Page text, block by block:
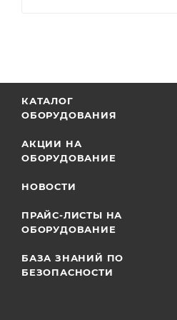
КАТАЛОГ
ОБОРУДОВАНИЯ
АКЦИИ НА
ОБОРУДОВАНИЕ
НОВОСТИ
ПРАЙС-ЛИСТЫ НА
ОБОРУДОВАНИЕ
БАЗА ЗНАНИЙ ПО
БЕЗОПАСНОСТИ